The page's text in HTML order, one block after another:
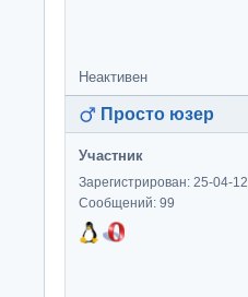
Неактивен
Просто юзер
Участник
Зарегистрирован: 25-04-12
Сообщений: 99